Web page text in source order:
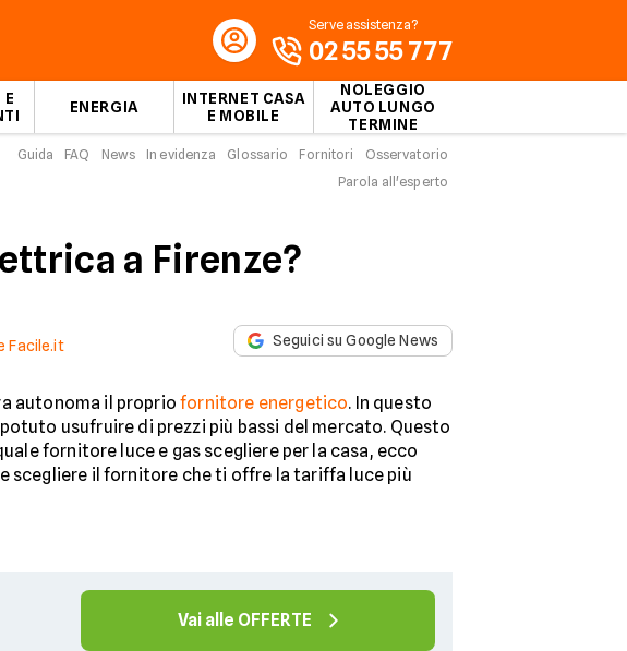
E
ENERGIA
INTERNET CASA
E MOBILE
NOLEGGIO
AUTO LUNGO
TERMINE
Serve assistenza?
02 55 55 777
Guida FAQ News In evidenza Glossario Fornitori
Osservatorio
Parola all'esperto
a Firenze?
Facile.it Seguici su Google News
autonoma il propriofornitore energetico. In questo
usufruire di prezzi più bassi del mercato. Questo
fornitore luce e gas scegliere per la casa, ecco
il fornitore che ti offre la tariffa luce più
Vai alle OFFERTE